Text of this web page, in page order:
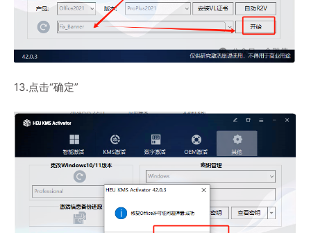
13.点击“确定”